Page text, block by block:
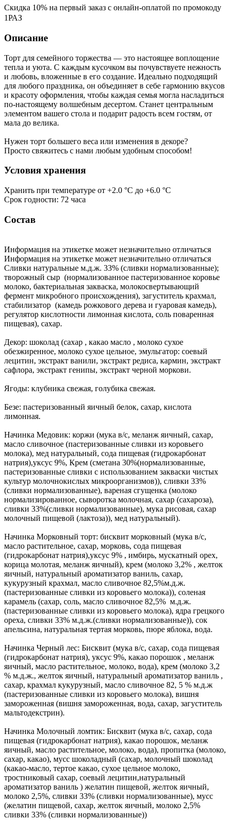
Скидка 10% на первый заказ с онлайн-оплатой по промокоду
1РАЗ
Описание
Торт для семейного торжества — это настоящее воплощение
тепла и уюта. С каждым кусочком вы почувствуете нежность
и любовь, вложенные в его создание. Идеально подходящий
для любого праздника, он объединяет в себе гармонию вкусов
и красоту оформления, чтобы каждая семья могла насладиться
по-настоящему волшебным десертом. Станет центральным
элементом вашего стола и подарит радость всем гостям, от
мала до велика.
Нужен торт большего веса или изменения в декоре?
Просто свяжитесь с нами любым удобным способом!
Условия хранения
Хранить при температуре от +2.0 °С до +6.0 °С
Срок годности: 72 часа
Состав
Информация на этикетке может незначительно отличаться
Информация на этикетке может незначительно отличаться
Сливки натуральные м.д.ж. 33% (сливки нормализованные);
творожный сыр (нормализованное пастеризованное коровье
молоко, бактериальная закваска, молокосвертывающий
фермент микробного происхождения), загуститель крахмал,
стабилизатор (камедь рожкового дерева и гуаровая камедь),
регулятор кислотности лимонная кислота, соль поваренная
пищевая), сахар.
Декор: шоколад (сахар , какао масло , молоко сухое
обезжиренное, молоко сухое цельное, эмульгатор: соевый
лецитин, экстракт ванили, экстракт редиса, кармин, экстракт
сафлора, экстракт генипы, экстракт черной моркови.
Ягоды: клубника свежая, голубика свежая.
Безе: пастеризованный яичный белок, сахар, кислота
лимонная.
Начинка Медовик: коржи (мука в/с, меланж яичный, сахар,
масло сливочное (пастеризованные сливки из коровьего
молока), мед натуральный, сода пищевая (гидрокарбонат
натрия),уксус 9%, Крем (сметана 30%(нормализованные,
пастеризованные сливки с использованием закваски чистых
культур молочнокислых микроорганизмов)), сливки 33%
(сливки нормализованные), вареная сгущенка (молоко
нормализированное, сыворотка молочная, сахар (сахароза),
сливки 33%(сливки нормализованные), мука рисовая, сахар
молочный пищевой (лактоза)), мед натуральный).
Начинка Морковный торт: бисквит морковный (мука в/с,
масло растительное, сахар, морковь, сода пищевая
(гидрокарбонат натрия),уксус 9% , имбирь, мускатный орех,
корица молотая, меланж яичный), крем (молоко 3,2% , желток
яичный, натуральный ароматизатор ваниль, сахар,
кукурузный крахмал, масло сливочное 82,5%м.д.ж.
(пастеризованные сливки из коровьего молока)), соленая
карамель (сахар, соль, масло сливочное 82,5% м.д.ж.
(пастеризованные сливки из коровьего молока), ядра грецкого
ореха, сливки 33% м.д.ж.(сливки нормализованные)), сок
апельсина, натуральная тертая морковь, пюре яблока, вода.
Начинка Черный лес: Бисквит (мука в/с, сахар, сода пищевая
(гидрокарбонат натрия), уксус 9%, какао порошок , меланж
яичный, масло растительное, молоко, вода), крем (молоко 3,2
% м.д.ж., желток яичный, натуральный ароматизатор ваниль ,
сахар, крахмал кукурузный, масло сливочное 82, 5 % м.д.ж
(пастеризованные сливки из коровьего молока), вишня
замороженная (вишня замороженная, вода, сахар, загуститель
мальтодекстрин).
Начинка Молочный ломтик: Бисквит (мука в/с, сахар, сода
пищевая (гидрокарбонат натрия), какао порошок, меланж
яичный, масло растительное, молоко, вода), пропитка (молоко,
сахар, какао), мусс шоколадный (сахар, молочный шоколад
(какао-масло, тертое какао, сухое цельное молоко,
тростниковый сахар, соевый лецитин,натуральный
ароматизатор ваниль ) желатин пищевой, желток яичный,
молоко 2,5%, сливки 33% (сливки нормализованные), мусс
(желатин пищевой, сахар, желток яичный, молоко 2,5%
сливки 33% (сливки нормализованные))